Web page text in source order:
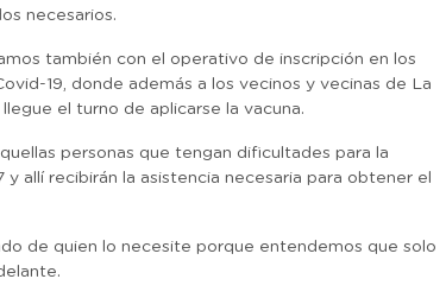
necesarios.
también con el operativo de inscripción en los
19, donde además a los vecinos y vecinas de La
el turno de aplicarse la vacuna.
personas que tengan dificultades para la
allí recibirán la asistencia necesaria para obtener el
de quien lo necesite porque entendemos que solo